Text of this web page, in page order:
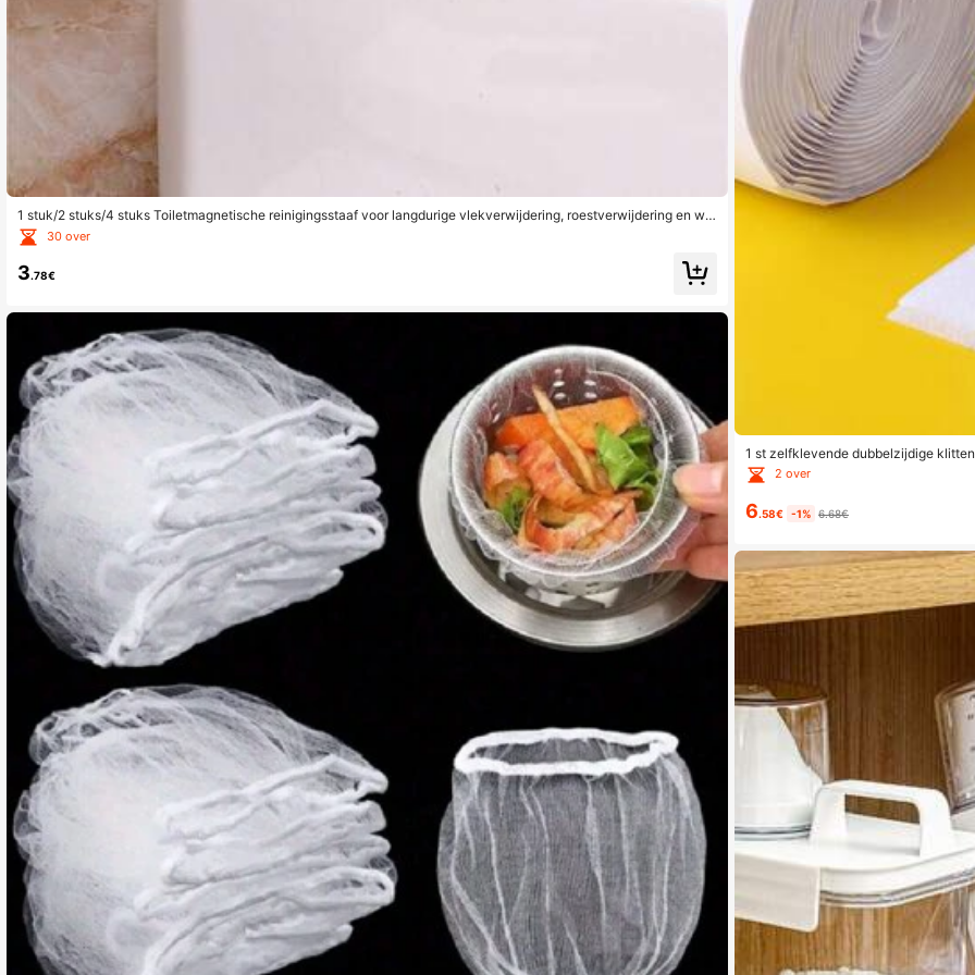
1 stuk/2 stuks/4 stuks Toiletmagnetische reinigingsstaaf voor langdurige vlekverwijdering, roestverwijdering en wat
erzuivering. Ingrediënten voor een helder, langdurig magnetiserend effect en langdurige vlekverwijdering. Reiniging
sstrip voor thuis, studentenkamer, zwembad, badkamer, badkameraccessoires, badkamergereedschap.
30 over
3.78€
1 st zelfklevende dubbelzijdige
en
2 over
6.58€ -1% 6.68€